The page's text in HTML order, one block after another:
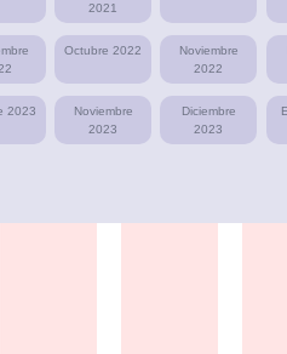
2021
Octubre 2022
Noviembre
2022
2023
Noviembre
2023
Diciembre
2023